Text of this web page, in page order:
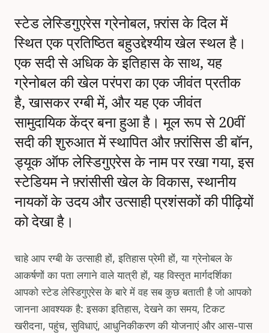
स्टेड लेस्डिगुएरेस ग्रेनोबल, फ़्रांस के दिल में
स्थित एक प्रतिष्ठित बहुउद्देश्यीय खेल स्थल है।
एक सदी से अधिक के इतिहास के साथ, यह
ग्रेनोबल की खेल परंपरा का एक जीवंत प्रतीक
है, खासकर रग्बी में, और यह एक जीवंत
सामुदायिक केंद्र बना हुआ है। मूल रूप से 20वीं
सदी की शुरुआत में स्थापित और फ़्रांसिस डी बॉन,
ड्यूक ऑफ लेस्डिगुएरेस के नाम पर रखा गया, इस
स्टेडियम ने फ़्रांसीसी खेल के विकास, स्थानीय
नायकों के उदय और उत्साही प्रशंसकों की पीढ़ियों
को देखा है।
चाहे आप रग्बी के उत्साही हों, इतिहास प्रेमी हों, या ग्रेनोबल के
आकर्षणों का पता लगाने वाले यात्री हों, यह विस्तृत मार्गदर्शिका
आपको स्टेड लेस्डिगुएरेस के बारे में वह सब कुछ बताती है जो आपको
जानना आवश्यक है: इसका इतिहास, देखने का समय, टिकट
खरीदना, पहुंच, सुविधाएं, आधुनिकीकरण की योजनाएं और आस-पास